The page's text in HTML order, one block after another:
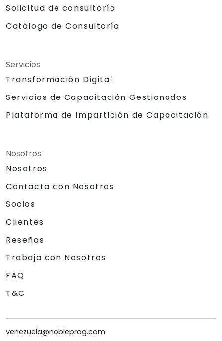
Solicitud de consultoría
Catálogo de Consultoría
Servicios
Transformación Digital
Servicios de Capacitación Gestionados
Plataforma de Impartición de Capacitación
Nosotros
Nosotros
Contacta con Nosotros
Socios
Clientes
Reseñas
Trabaja con Nosotros
FAQ
T&C
venezuela@nobleprog.com